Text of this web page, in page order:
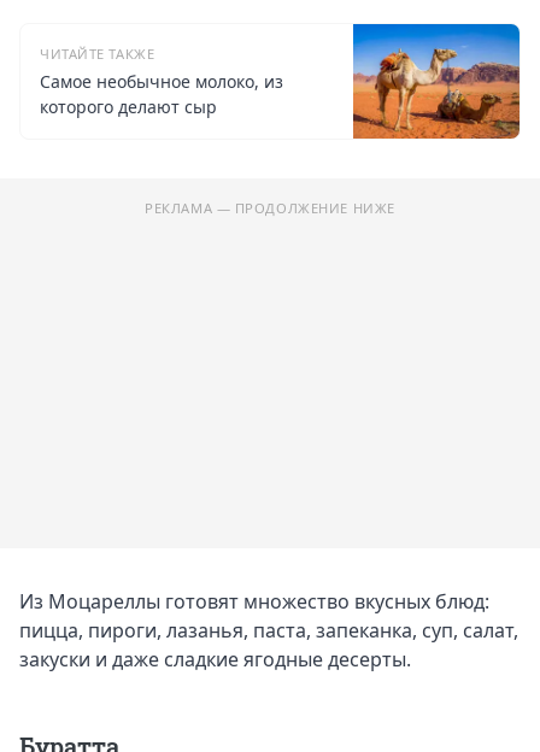
ЧИТАЙТЕ ТАКЖЕ
Самое необычное молоко, из
которого делают сыр
РЕКЛАМА — ПРОДОЛЖЕНИЕ НИЖЕ
Из Моцареллы готовят множество вкусных блюд:
пицца, пироги, лазанья, паста, запеканка, суп, салат,
закуски и даже сладкие ягодные десерты.